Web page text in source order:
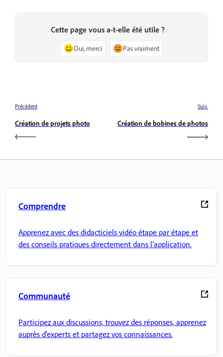
Cette page vous a-t-elle été utile ?
Oui, merci Pas vraiment
Précédent
Création de projets photo
Suiv.
Création de bobines de photos
Comprendre
Apprenez avec des didacticiels vidéo étape par étape et
des conseils pratiques directement dans l’application.
Communauté
Participez aux discussions, trouvez des réponses, apprenez
auprès d'experts et partagez vos connaissances.